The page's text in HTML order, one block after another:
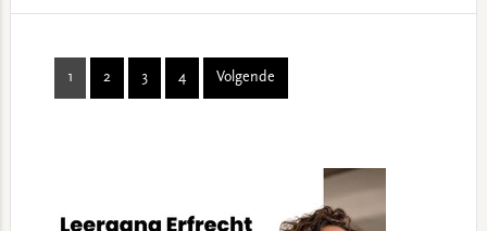
Page
1 Page
2 Page
3 Page
4 Volgende